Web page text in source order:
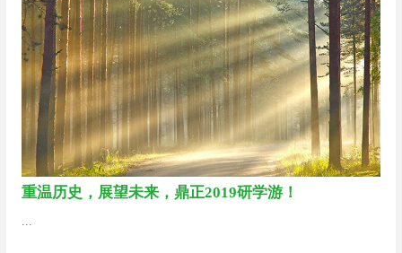
重温历史，展望未来，鼎正2019研学游！